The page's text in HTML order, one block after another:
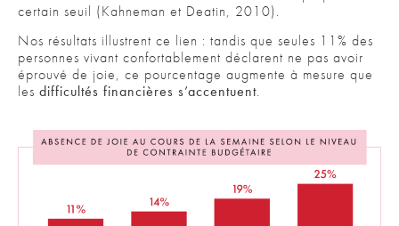
certain seuil (Kahneman et Deatin, 2010).
Nos résultats illustrent ce lien : tandis que seules 11% des
personnes vivant confortablement déclarent ne pas avoir
éprouvé de joie, ce pourcentage augmente à mesure que
les difficultés financières s’accentuent.